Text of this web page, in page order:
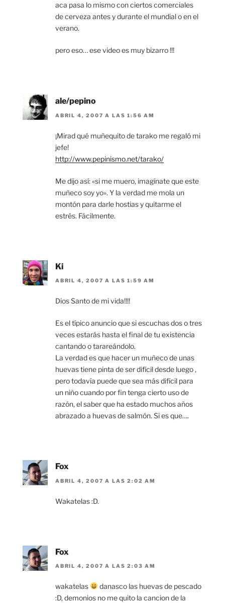
aca pasa lo mismo con ciertos comerciales
de cerveza antes y durante el mundial o en el
verano.
pero eso… ese video es muy bizarro !!!
ale/pepino
ABRIL 4, 2007 A LAS 1:56 AM
¡Mirad qué muñequito de tarako me regaló mi
jefe!
http://www.pepinismo.net/tarako/
Me dijo así: «si me muero, imagínate que este
muñeco soy yo». Y la verdad me mola un
montón para darle hostias y quitarme el
estrés. Fácilmente.
Ki
ABRIL 4, 2007 A LAS 1:59 AM
Dios Santo de mi vida!!!!
Es el típico anuncio que si escuchas dos o tres
veces estarás hasta el final de tu existencia
cantando o tarareándolo.
La verdad es que hacer un muñeco de unas
huevas tiene pinta de ser difícil desde luego ,
pero todavía puede que sea más difícil para
un niño cuando por fin tenga cierto uso de
razón, el saber que ha estado muchos años
abrazado a huevas de salmón. Si es que….
Fox
ABRIL 4, 2007 A LAS 2:02 AM
Wakatelas :D.
Fox
ABRIL 4, 2007 A LAS 2:03 AM
wakatelas
danasco las huevas de pescado
:D, demonios no me quito la cancion de la